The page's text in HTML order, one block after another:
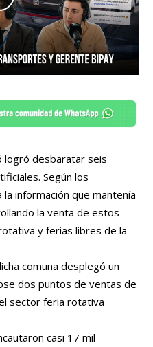
logró desbaratar seis
Según los
información que mantenía
la venta de estos
y ferias libres de la
comuna desplegó un
dos puntos de ventas de
sector feria rotativa
casi 17 mil